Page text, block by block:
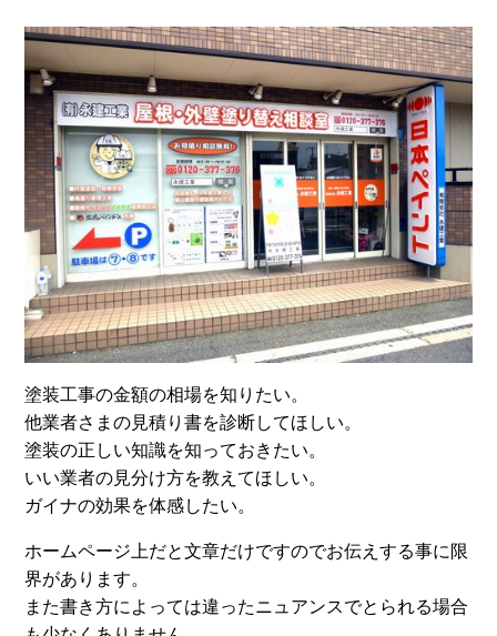
塗装工事の金額の相場を知りたい。
他業者さまの見積り書を診断してほしい。
塗装の正しい知識を知っておきたい。
いい業者の見分け方を教えてほしい。
ガイナの効果を体感したい。
ホームページ上だと文章だけですのでお伝えする事に限
界があります。
また書き方によっては違ったニュアンスでとられる場合